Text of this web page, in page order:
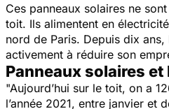
Ces panneaux solaires ne
toit. Ils alimentent en
nord de Paris. Depuis dix ans,
activement à réduire son
Panneaux solaires et
"Aujourd’hui sur le toit, on a
l’année 2021, entre janvier et